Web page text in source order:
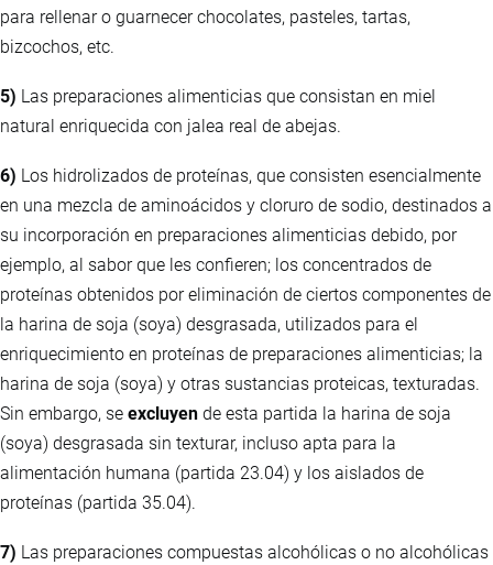
para rellenar o guarnecer chocolates, pasteles, tartas,
bizcochos, etc.
5) Las preparaciones alimenticias que consistan en miel
natural enriquecida con jalea real de abejas.
6) Los hidrolizados de proteínas, que consisten esencialmente
en una mezcla de aminoácidos y cloruro de sodio, destinados a
su incorporación en preparaciones alimenticias debido, por
ejemplo, al sabor que les confieren; los concentrados de
proteínas obtenidos por eliminación de ciertos componentes de
la harina de soja (soya) desgrasada, utilizados para el
enriquecimiento en proteínas de preparaciones alimenticias; la
harina de soja (soya) y otras sustancias proteicas, texturadas.
Sin embargo, se excluyen de esta partida la harina de soja
(soya) desgrasada sin texturar, incluso apta para la
alimentación humana (partida 23.04) y los aislados de
proteínas (partida 35.04).
7) Las preparaciones compuestas alcohólicas o no alcohólicas